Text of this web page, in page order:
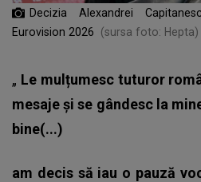
Decizia Alexandrei
Eurovision 2026
(sursa foto: Hepta)
„ Le mulțumesc tuturor
mesaje și se gândesc la
bine(...)
am decis să iau o pauză